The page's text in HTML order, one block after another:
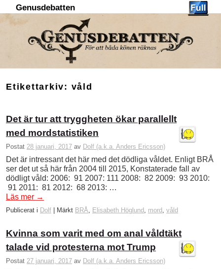
Genusdebatten
Etikettarkiv: våld
Det är tur att tryggheten ökar parallellt
med mordstatistiken
Postat 28 januari, 2017 av Dolf (a.k.a. Anders Ericsson)
Det är intressant det här med det dödliga våldet. Enligt BRÅ
ser det ut så här från 2004 till 2015, Konstaterade fall av
dödligt våld: 2006: 91 2007: 111 2008: 82 2009: 93 2010:
91 2011: 81 2012: 68 2013: …
Läs mer →
Publicerat i Dolf Märkt BRÅ, Elisabeth Höglund , mord , våld
Kvinna som varit med om anal våldtäkt
talade vid protesterna mot Trump
Postat 27 januari, 2017 av Dolf (a.k.a. Anders Ericsson)